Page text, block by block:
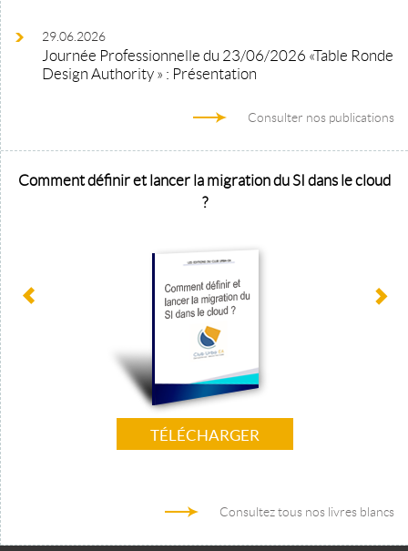
29.06.2026
Journée Professionnelle du 23/06/2026 «Table Ronde
Design Authority » : Présentation
Consulter nos publications
Comment définir et lancer la migration du SI dans le cloud
?
TÉLÉCHARGER
Consultez tous nos livres blancs